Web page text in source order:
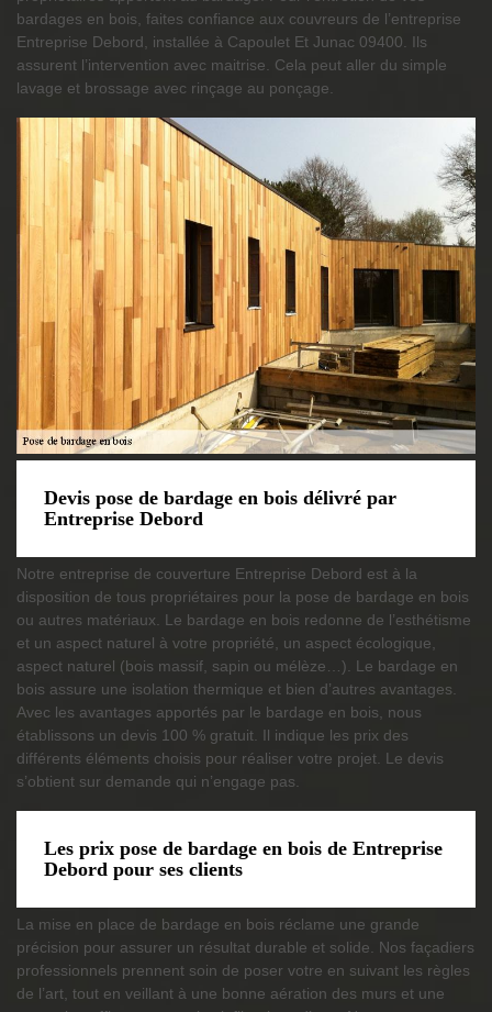
bardages en bois, faites confiance aux couvreurs de l’entreprise
Entreprise Debord, installée à Capoulet Et Junac 09400. Ils
assurent l’intervention avec maitrise. Cela peut aller du simple
lavage et brossage avec rinçage au ponçage.
Devis pose de bardage en bois délivré par
Entreprise Debord
Notre entreprise de couverture Entreprise Debord est à la
disposition de tous propriétaires pour la pose de bardage en bois
ou autres matériaux. Le bardage en bois redonne de l’esthétisme
et un aspect naturel à votre propriété, un aspect écologique,
aspect naturel (bois massif, sapin ou mélèze…). Le bardage en
bois assure une isolation thermique et bien d’autres avantages.
Avec les avantages apportés par le bardage en bois, nous
établissons un devis 100 % gratuit. Il indique les prix des
différents éléments choisis pour réaliser votre projet. Le devis
s’obtient sur demande qui n’engage pas.
Les prix pose de bardage en bois de Entreprise
Debord pour ses clients
La mise en place de bardage en bois réclame une grande
précision pour assurer un résultat durable et solide. Nos façadiers
professionnels prennent soin de poser votre en suivant les règles
de l’art, tout en veillant à une bonne aération des murs et une